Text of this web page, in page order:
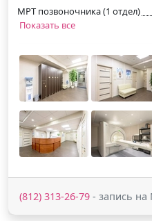
МРТ позвоночника (1 отдел)
Показать все
(812) 313-26-79 - запись